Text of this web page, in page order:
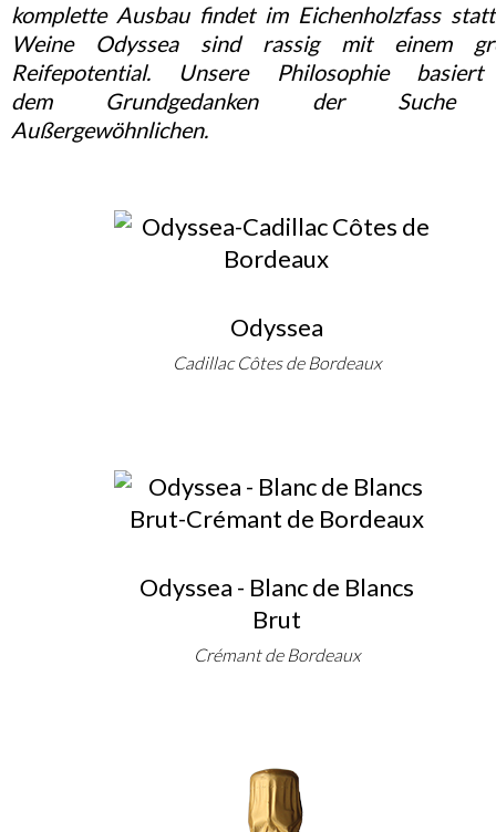
komplette Ausbau findet im Eichenholzfass
Weine Odyssea sind rassig mit einem
Reifepotential. Unsere Philosophie
dem Grundgedanken der Suche
Außergewöhnlichen.
Odyssea
Cadillac Côtes de Bordeaux
Odyssea - Blanc de Blancs
Brut
Crémant de Bordeaux